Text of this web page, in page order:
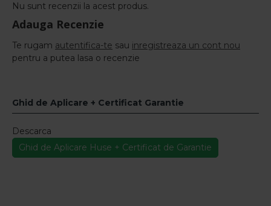
Nu sunt recenzii la acest produs.
Adauga Recenzie
Te rugam autentifica-te sau inregistreaza un cont nou
pentru a putea lasa o recenzie
Ghid de Aplicare + Certificat Garantie
Descarca
Ghid de Aplicare Huse + Certificat de Garantie